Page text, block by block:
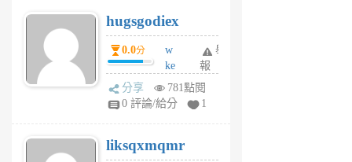
6
個
月
前
hugsgodiex
0.0分
w
ke
rv
pj
6
舉
報
分享
781點閱
0 評論/給分
1
liksqxmqmr